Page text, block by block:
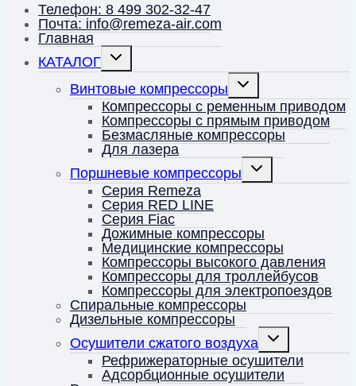
Телефон: 8 499 302-32-47
Почта: info@remeza-air.com
Главная
КАТАЛОГ
Переключить
дочернее
меню
Винтовые компрессоры
Переключить
дочернее
меню
Компрессоры с ременным приводом
Компрессоры с прямым приводом
Безмасляные компрессоры
Для лазера
Поршневые компрессоры
Переключить
дочернее
меню
Серия Remeza
Серия RED LINE
Серия Fiac
Дожимные компрессоры
Медицинские компрессоры
Компрессоры высокого давления
Компрессоры для троллейбусов
Компрессоры для электропоездов
Спиральные компрессоры
Дизельные компрессоры
Осушители сжатого воздуха
Переключить
дочернее
меню
Рефрижераторные осушители
Адсорбционные осушители